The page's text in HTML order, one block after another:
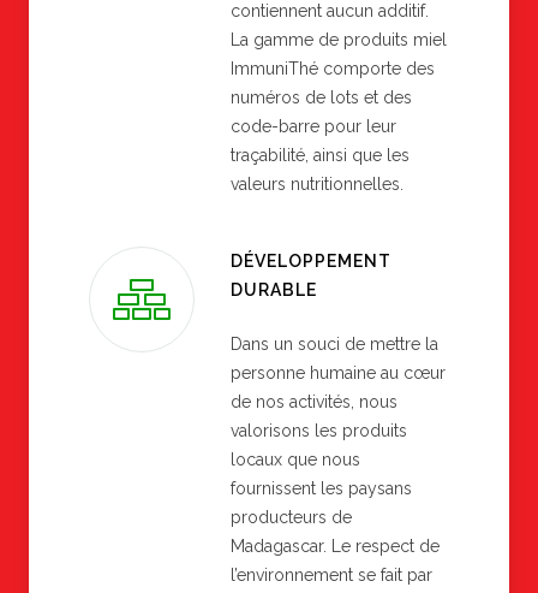
contiennent aucun additif.
La gamme de produits miel
ImmuniThé comporte des
numéros de lots et des
code-barre pour leur
traçabilité, ainsi que les
valeurs nutritionnelles.
DÉVELOPPEMENT
DURABLE
Dans un souci de mettre la
personne humaine au cœur
de nos activités, nous
valorisons les produits
locaux que nous
fournissent les paysans
producteurs de
Madagascar. Le respect de
l’environnement se fait par